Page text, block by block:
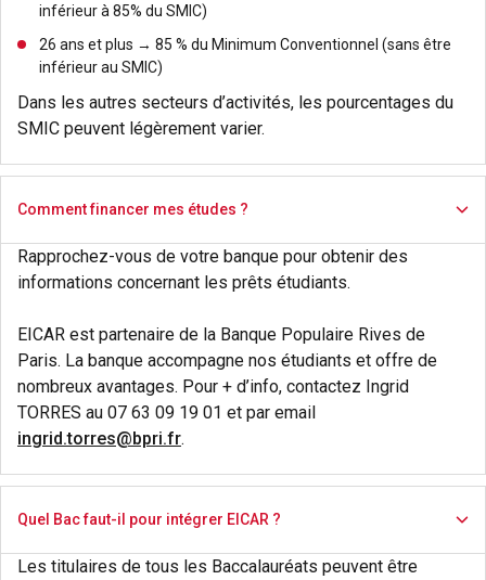
inférieur à 85% du SMIC)
26 ans et plus → 85 % du Minimum Conventionnel (sans être
inférieur au SMIC)
Dans les autres secteurs d’activités, les pourcentages du
SMIC peuvent légèrement varier.
Comment financer mes études ?
Rapprochez-vous de votre banque pour obtenir des
informations concernant les prêts étudiants.
EICAR est partenaire de la Banque Populaire Rives de
Paris. La banque accompagne nos étudiants et offre de
nombreux avantages. Pour + d’info, contactez Ingrid
TORRES au 07 63 09 19 01 et par email
ingrid.torres@bpri.fr.
Quel Bac faut-il pour intégrer EICAR ?
Les titulaires de tous les Baccalauréats peuvent être